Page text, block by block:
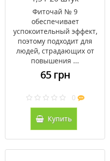
Фиточай № 9
обеспечивает
успокоительный эффект,
поэтому подходит для
людей, страдающих от
повышения ...
65 грн
0
Купить